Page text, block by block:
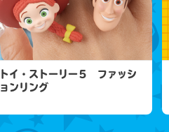
トイ・ストーリー５ ファッシ
ョンリング